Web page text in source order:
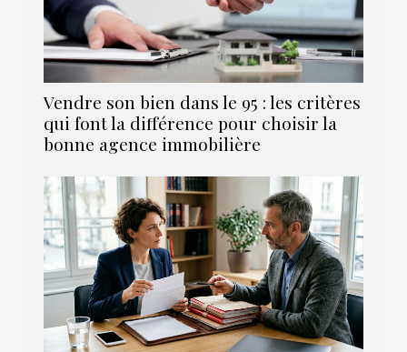
Vendre son bien dans le 95 : les critères
qui font la différence pour choisir la
bonne agence immobilière